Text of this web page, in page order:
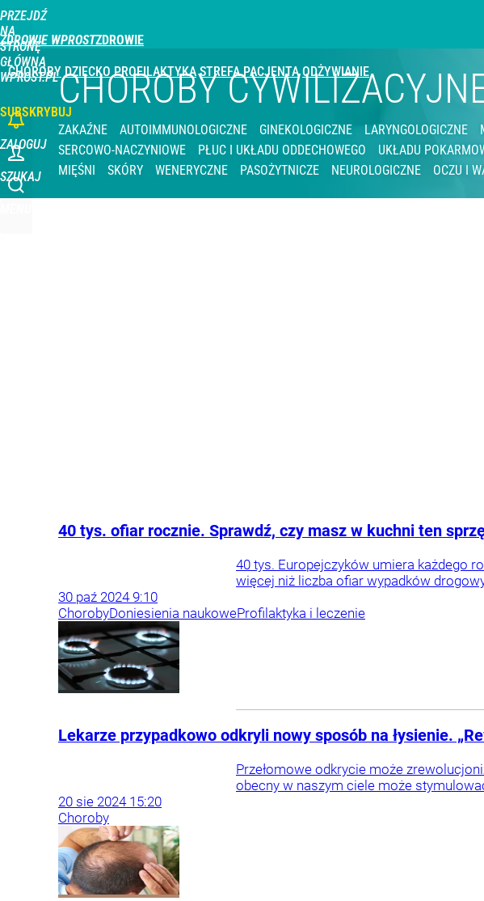
PRZEJDŹ
NA
STRONĘ
GŁÓWNĄ
WPROST.PL
ZDROWIE WPROST
CHOROBY DZIECKO PROFILAKTYKA STREFA PACJENTA ODŻYWIANIE
SUBSKRYBUJ
ZALOGUJ
SZUKAJ
CHOROBY
ZAKAŹNE AUTOIMMUNOLOGICZNE GINEKOLOGICZNE LARYNGOLOGICZNE
SERCOWO-NACZYNIOWE
PŁUC I UKŁADU ODDECHOWEGO UKŁADU
MIĘŚNI
SKÓRY WENERYCZNE PASOŻYTNICZE NEUROLOGICZNE OCZU I
40 tys. ofiar rocznie. Sprawdź, czy masz w kuchni ten
40 tys. Europejczyków umiera każdego
więcej niż liczba ofiar wypadków
30 paź 2024 9:10
ChorobyDoniesienia naukoweProfilaktyka i leczenie
Lekarze przypadkowo odkryli nowy sposób na łysienie.
Przełomowe odkrycie może
obecny w naszym ciele może
20 sie 2024 15:20
Choroby